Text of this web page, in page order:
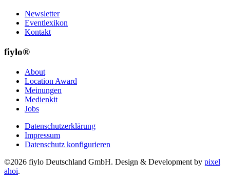
Newsletter
Eventlexikon
Kontakt
fiylo®
About
Location Award
Meinungen
Medienkit
Jobs
Datenschutzerklärung
Impressum
Datenschutz konfigurieren
©2026 fiylo Deutschland GmbH. Design & Development by pixel
ahoi.